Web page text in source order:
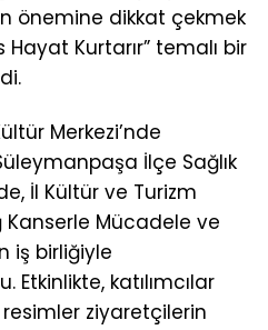
önemine dikkat çekmek
Hayat Kurtarır” temalı bir
Merkezi’nde
İlçe Sağlık
İl Kültür ve Turizm
Mücadele ve
iş birliğiyle
katılımcılar
ziyaretçilerin